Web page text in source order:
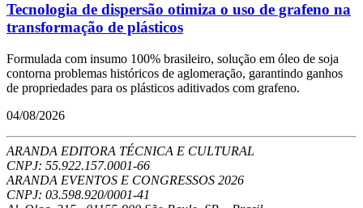
Tecnologia de dispersão otimiza o uso de grafeno na
transformação de plásticos
Formulada com insumo 100% brasileiro, solução em óleo de soja
contorna problemas históricos de aglomeração, garantindo ganhos
de propriedades para os plásticos aditivados com grafeno.
04/08/2026
ARANDA EDITORA TÉCNICA E CULTURAL
CNPJ: 55.922.157.0001-66
ARANDA EVENTOS E CONGRESSOS 2026
CNPJ: 03.598.920/0001-41